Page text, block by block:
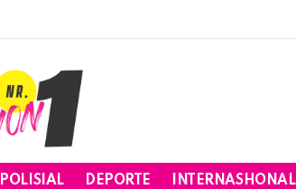
POLISIAL DEPORTE INTERNASHONAL